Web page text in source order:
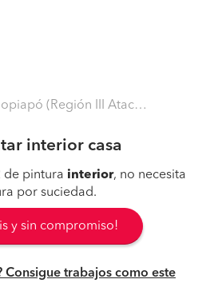
(Región III Atacama - Copiapó)
interior casa
de pintura interior, no necesita
por suciedad.
y sin compromiso!
Consigue trabajos como este